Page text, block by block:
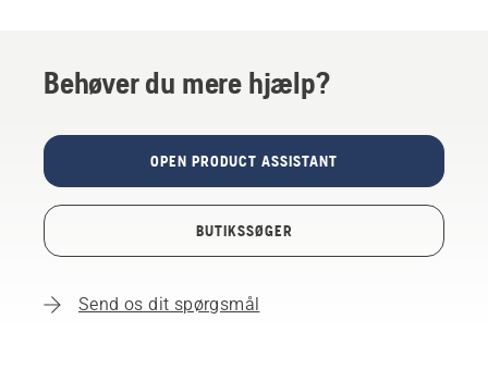
Behøver du mere hjælp?
OPEN PRODUCT ASSISTANT
BUTIKSSØGER
Send os dit spørgsmål